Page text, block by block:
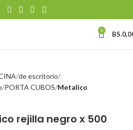
0 BS.
de escritorio
PORTA CUBOS Metalico
rejilla negro x 500